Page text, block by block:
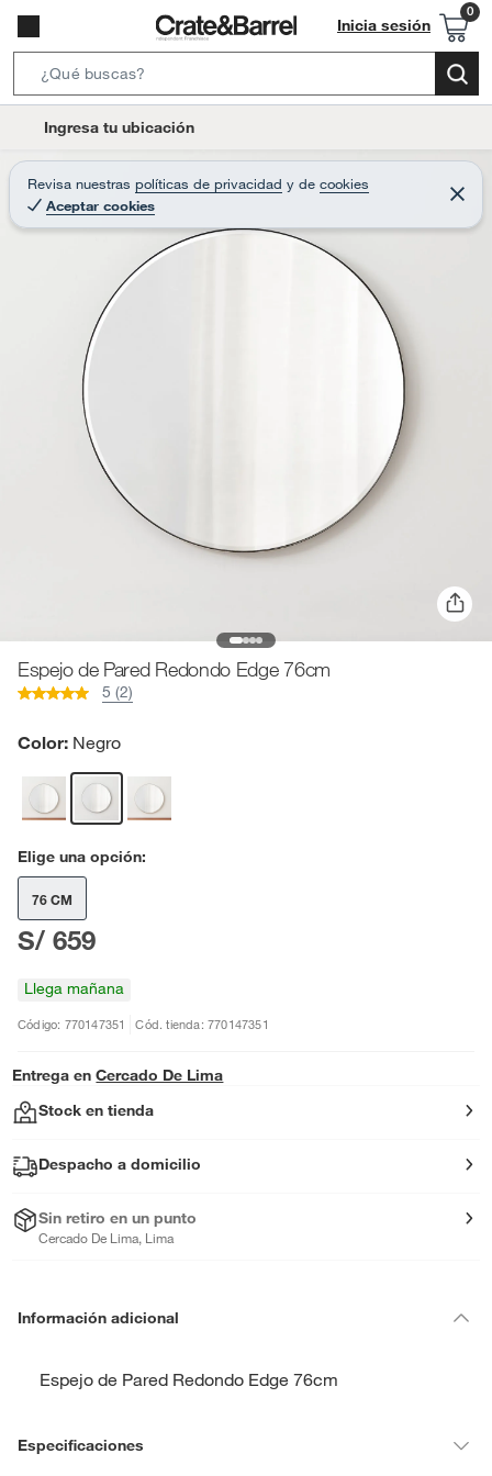
Inicia sesión
e
r
c
t
Ingresa tu ubicación
Revisa nuestras políticas de privacidad y de cookies
Aceptar cookies
C
e
r
Espejo de Pared Redondo Edge 76cm
5 (2)
Color: Negro
Elige una opción:
76 CM
S/ 659
Llega mañana
Código: 770147351 Cód. tienda: 770147351
Entrega en Cercado De Lima
Stock en tienda
Despacho a domicilio
Sin retiro en un punto
Cercado De Lima, Lima
Información adicional
Espejo de Pared Redondo Edge 76cm
Especificaciones